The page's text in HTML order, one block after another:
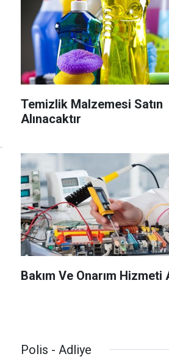
Temizlik Malzemesi Satın
Alınacaktır
Bakım Ve Onarım Hizmeti
Polis - Adliye